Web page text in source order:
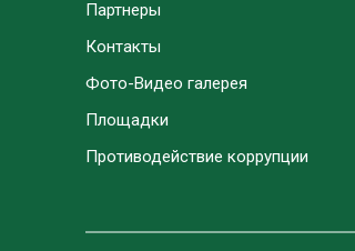
Партнеры
Контакты
Фото-Видео галерея
Площадки
Противодействие коррупции